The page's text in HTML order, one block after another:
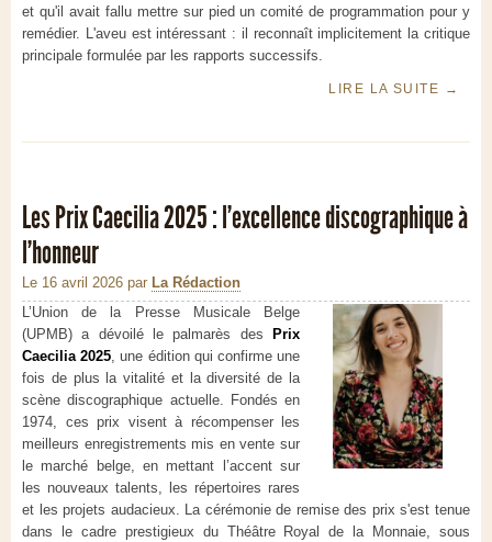
et qu'il avait fallu mettre sur pied un comité de programmation pour y
remédier. L'aveu est intéressant : il reconnaît implicitement la critique
principale formulée par les rapports successifs.
LIRE LA SUITE →
Les Prix Caecilia 2025 : l’excellence discographique à
l’honneur
Le 16 avril 2026 par La Rédaction
L’Union de la Presse Musicale Belge
(UPMB) a dévoilé le palmarès des
Prix
Caecilia 2025, une édition qui confirme une
fois de plus la vitalité et la diversité de la
scène discographique actuelle. Fondés en
1974, ces prix visent à récompenser les
meilleurs enregistrements mis en vente sur
le marché belge, en mettant l’accent sur
les nouveaux talents, les répertoires rares
et les projets audacieux. La cérémonie de remise des prix s'est tenue
dans le cadre prestigieux du Théâtre Royal de la Monnaie, sous